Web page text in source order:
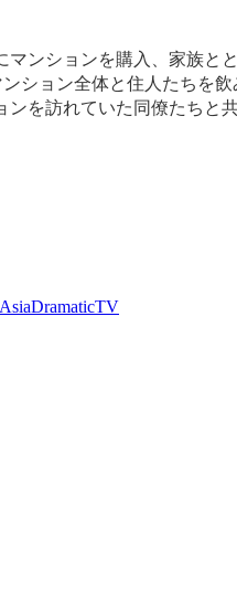
ンションを購入、家族と
ション全体と住人たちを飲
を訪れていた同僚たちと